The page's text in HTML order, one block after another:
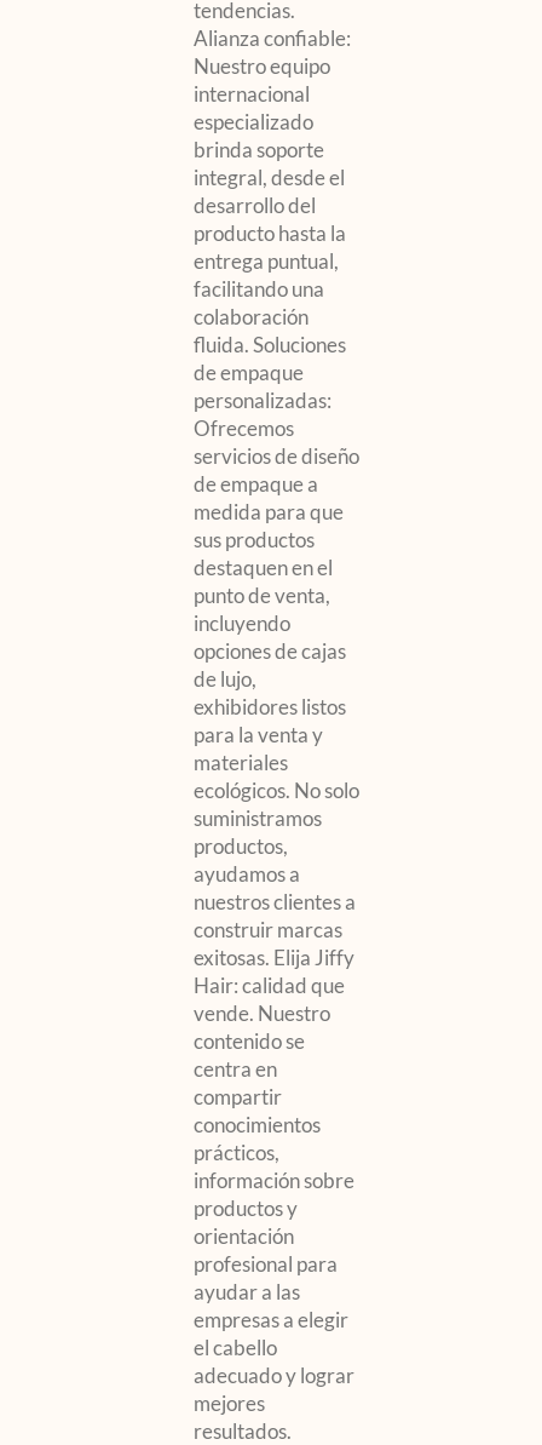
tendencias.
Alianza confiable:
Nuestro equipo
internacional
especializado
brinda soporte
integral, desde el
desarrollo del
producto hasta la
entrega puntual,
facilitando una
colaboración
fluida. Soluciones
de empaque
personalizadas:
Ofrecemos
servicios de diseño
de empaque a
medida para que
sus productos
destaquen en el
punto de venta,
incluyendo
opciones de cajas
de lujo,
exhibidores listos
para la venta y
materiales
ecológicos. No solo
suministramos
productos,
ayudamos a
nuestros clientes a
construir marcas
exitosas. Elija Jiffy
Hair: calidad que
vende. Nuestro
contenido se
centra en
compartir
conocimientos
prácticos,
información sobre
productos y
orientación
profesional para
ayudar a las
empresas a elegir
el cabello
adecuado y lograr
mejores
resultados.